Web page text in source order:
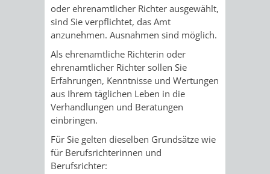
HILFE
MENSCHEN
MIT
BEHINDERUNG
MENSCHEN
MIT
DEMENZ
MIGRANTEN
/
BAUHERRENBERATUNG
GRUNDSTÜCKSWERTERMITTLUNG
BERATUNGSERGEBNISSE
TAGESORDNUNG
/
SITZUNGSUNTERLAGEN
UMLEGUNGSAUSSCHUSS
BERATENDE
oder ehrenamtlicher Richter ausgewählt,
sind Sie verpflichtet, das Amt
anzunehmen. Ausnahmen sind möglich.
Als ehrenamtliche Richterin oder
ehrenamtlicher Richter sollen Sie
Erfahrungen, Kenntnisse und Wertungen
aus Ihrem täglichen Leben in die
Verhandlungen und Beratungen
einbringen.
Für Sie gelten dieselben Grundsätze wie
für Berufsrichterinnen und
Berufsrichter: